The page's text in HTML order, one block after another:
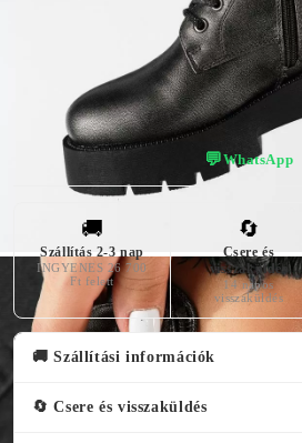
👠 Virtuális próba — nézd
💬WhatsApp
🚚
Szállítás 2-3 nap
INGYENES 26 700
Ft felett
🔄
Csere és
visszaküldés
14 napos
visszaküldés
🚚 Szállítási információk
🔄 Csere és visszaküldés